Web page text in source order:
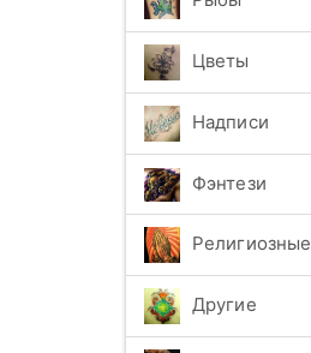
Цветы
Надписи
Фэнтези
Религиозные
Другие